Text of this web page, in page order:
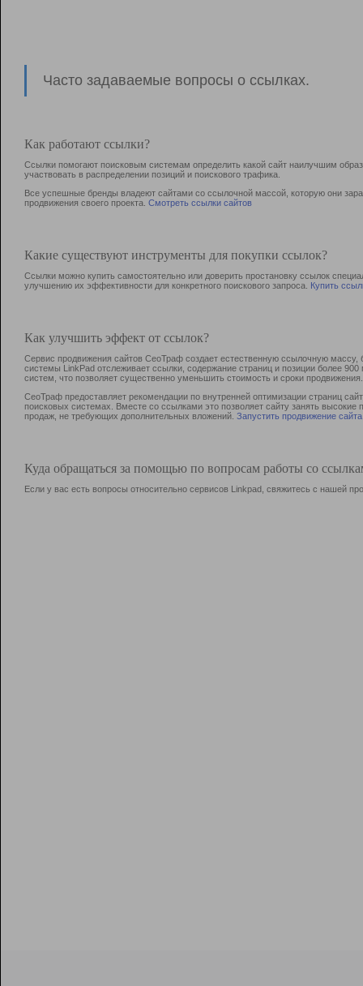
Часто задаваемые вопросы о ссылках.
Как работают ссылки?
Ссылки помогают поисковым системам определить какой сайт наилучшим
участвовать в раcпределении позиций и поискового трафика.
Все успешные бренды владеют сайтами со ссылочной массой, которую они
продвижения своего проекта. Смотреть ссылки сайтов
Какие существуют инструменты для покупки ссылок?
Ссылки можно купить самостоятельно или доверить простановку ссылок
улучшению их эффективности для конкретного поискового запроса. Купить
Как улучшить эффект от ссылок?
Сервис продвижения сайтов СеоТраф создает естественную ссылочную
системы LinkPad отслеживает ссылки, содержание страниц и позиции более
систем, что позволяет существенно уменьшить стоимость и сроки продвижения.
СеоТраф предоставляет рекомендации по внутренней оптимизации страниц
поисковых системах. Вместе со ссылками это позволяет сайту занять
продаж, не требующих дополнительных вложений. Запустить продвижение сайта
Куда обращаться за помощью по вопросам работы со
Если у вас есть вопросы относительно сервисов Linkpad, свяжитесь с нашей